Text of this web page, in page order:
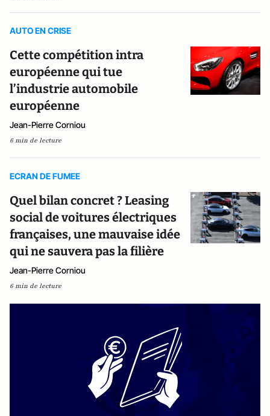
AUTO EN CRISE
Cette compétition intra
européenne qui tue
l’industrie automobile
européenne
Jean-Pierre Corniou
6 min de lecture
ECRAN DE FUMEE
Quel bilan concret ? Leasing
social de voitures électriques
françaises, une mauvaise idée
qui ne sauvera pas la filière
Jean-Pierre Corniou
6 min de lecture